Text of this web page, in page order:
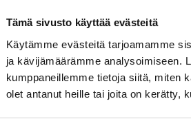
Tämä sivusto käyttää evästeitä
Käytämme evästeitä tarjoamamme
ja kävijämäärämme analysoimiseen.
kumppaneillemme tietoja siitä, miten
olet antanut heille tai joita on kerätty,
Ei
alasta: Pinta-alaa ei